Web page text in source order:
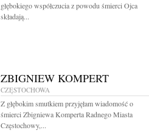
głębokiego współczucia z powodu śmierci Ojca
składają...
ZBIGNIEW KOMPERT
CZĘSTOCHOWA
Z głębokim smutkiem przyjęłam wiadomość o
śmierci Zbigniewa Komperta Radnego Miasta
Częstochowy,...